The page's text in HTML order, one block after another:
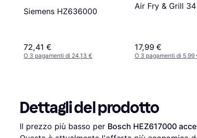
Siemens HZ636000
72,41 €
O 3 pagamenti di 24,13 €
Air Fry & Grill
17,99 €
O 3 pagamenti di 5,99
Dettagli del prodotto
Il prezzo più basso per Bosch HEZ617000